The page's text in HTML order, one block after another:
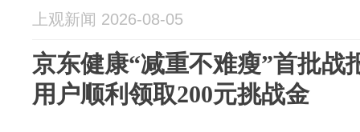
上观新闻 2026-08-05
京东健康“减重不难瘦”首批战
用户顺利领取200元挑战金